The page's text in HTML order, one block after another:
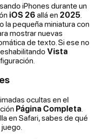
iPhones durante un
iOS 26 allá en 2025
la pequeña miniatura con
mostrar nuevas
de texto. Si ese no
Vista
ocultas en el
Página Completa
en Safari, sabes de qué